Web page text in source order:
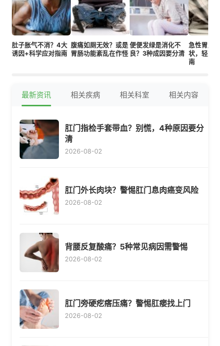
肚子胀气不消？4大
诱因+科学应对指南
腹痛如厕无效？或是
胃肠功能紊乱在作怪
便便发绿是消化不
良？3种成因要分清
急性胃肠
状，轻重
南
最新资讯 相关疾病 相关科室 相关内容
肛门指检手套带血？别慌，4种原因要分
清
2026-08-02
肛门外长肉块？警惕肛门息肉癌变风险
2026-08-02
背腰反复酸痛？5种常见病因需警惕
2026-08-02
肛门旁硬疙瘩压痛？警惕肛瘘找上门
2026-08-02